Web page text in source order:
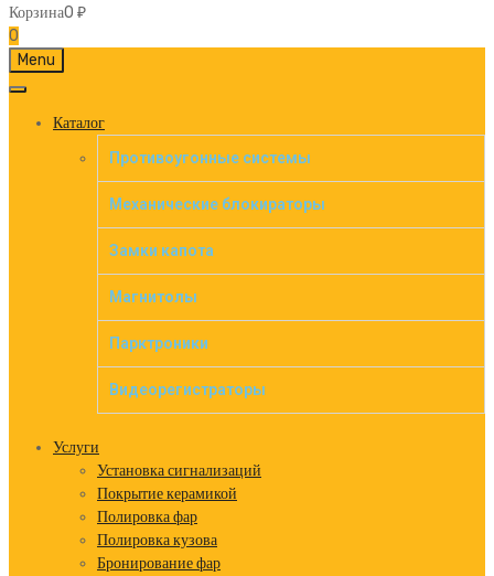
Корзина0 ₽
0
Skip
Menu
Каталог
Противоугонные системы
Механические блокираторы
Замки капота
Магнитолы
Парктроники
Видеорегистраторы
Услуги
Установка сигнализаций
Покрытие керамикой
Полировка фар
Полировка кузова
Бронирование фар